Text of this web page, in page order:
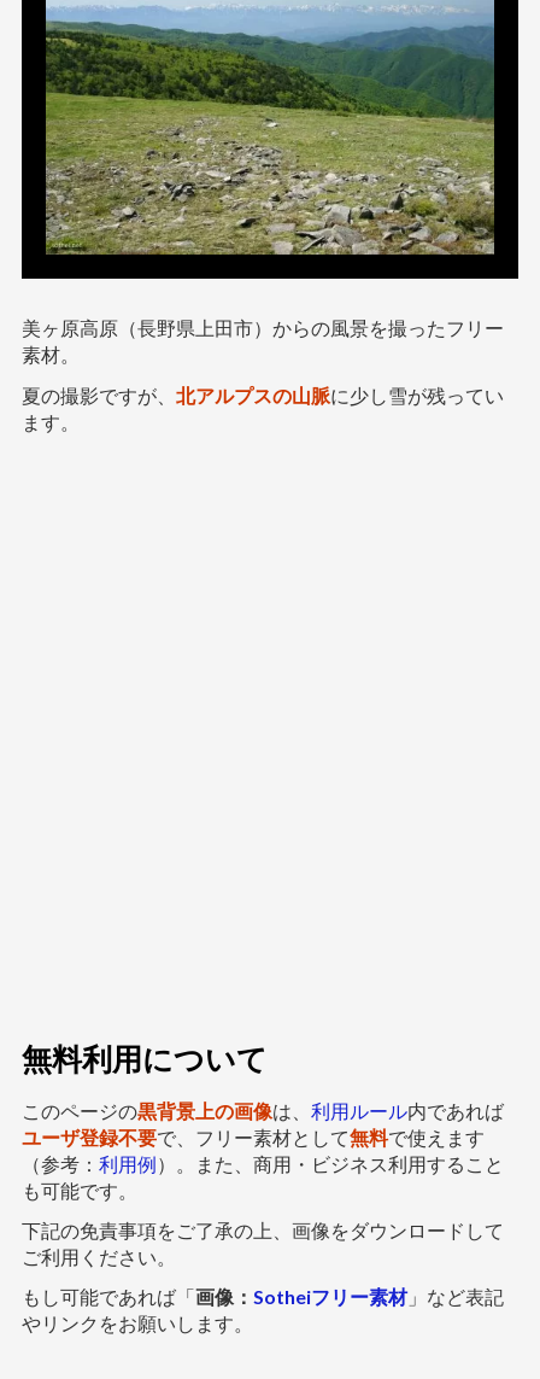
美ヶ原高原（長野県上田市）からの風景を撮ったフリー
素材。
夏の撮影ですが、 北アルプスの山脈に少し雪が残ってい
ます。
無料利用について
このページの黒背景上の画像は、 利用ルール内であれば
ユーザ登録不要で、フリー素材として無料で使えます
（参考： 利用例）。また、商用・ビジネス利用すること
も可能です。
下記の免責事項をご了承の上、画像をダウンロードして
ご利用ください。
もし可能であれば「画像： Sotheiフリー素材」など表記
やリンクをお願いします。